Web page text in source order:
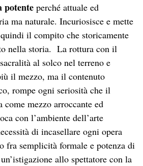
potente perché attuale ed
ma naturale. Incuriosisce e mette
il compito che storicamente
nella storia. La rottura con il
al solco nel terreno e
il mezzo, ma il contenuto
rompe ogni seriosità che il
come mezzo arroccante ed
con l’ambiente dell’arte
di incasellare ogni opera
fra semplicità formale e potenza di
allo spettatore con la